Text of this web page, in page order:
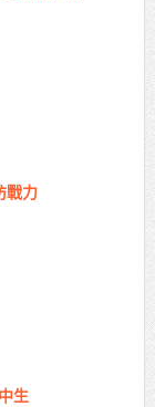
戰力
生